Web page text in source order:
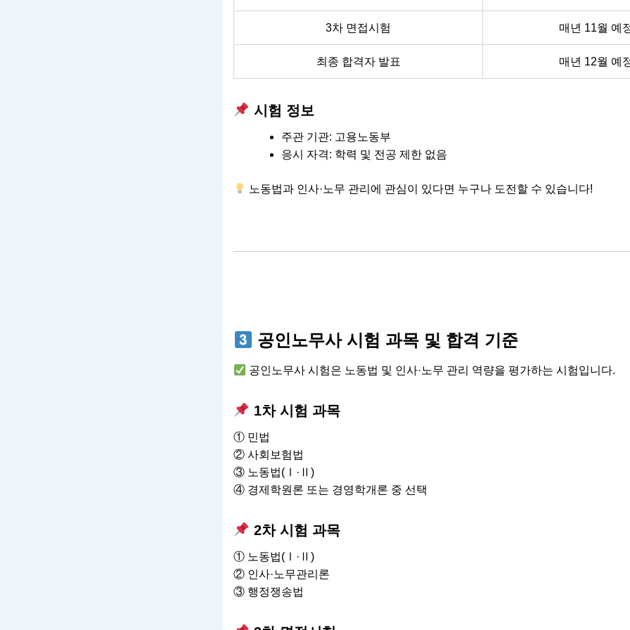
3차 면접시험 매년 11월 예
최종 합격자 발표 매년 12월 예
시험 정보
주관 기관: 고용노동부
응시 자격: 학력 및 전공 제한 없음
노동법과 인사·노무 관리에 관심이 있다면 누구나 도전할 수 있습니다!
공인노무사 시험 과목 및 합격 기준
공인노무사 시험은 노동법 및 인사·노무 관리 역량을 평가하는 시험입니다.
1차 시험 과목
① 민법
② 사회보험법
③ 노동법(Ⅰ·Ⅱ)
④ 경제학원론 또는 경영학개론 중 선택
2차 시험 과목
① 노동법(Ⅰ·Ⅱ)
② 인사·노무관리론
③ 행정쟁송법